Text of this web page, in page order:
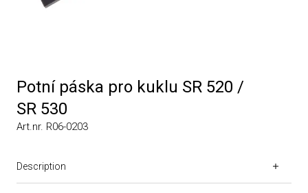
Potní páska pro kuklu SR 520 /
SR 530
Art.nr. R06-0203
Description